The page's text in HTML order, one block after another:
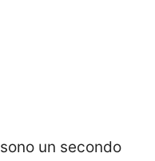
sono un secondo